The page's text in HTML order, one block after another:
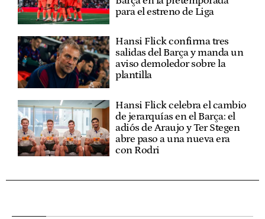
para el estreno de Liga
Hansi Flick confirma tres
salidas del Barça y manda un
aviso demoledor sobre la
plantilla
Hansi Flick celebra el cambio
de jerarquías en el Barça: el
adiós de Araujo y Ter Stegen
abre paso a una nueva era
con Rodri